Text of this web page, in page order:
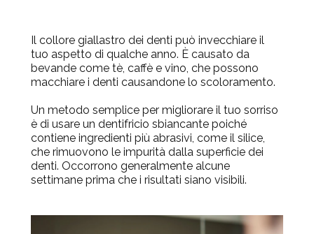
Il collore giallastro dei denti può invecchiare il
tuo aspetto di qualche anno. È causato da
bevande come tè, caffè e vino, che possono
macchiare i denti causandone lo scoloramento.
Un metodo semplice per migliorare il tuo sorriso
è di usare un dentifricio sbiancante poiché
contiene ingredienti più abrasivi, come il silice,
che rimuovono le impurità dalla superficie dei
denti. Occorrono generalmente alcune
settimane prima che i risultati siano visibili.